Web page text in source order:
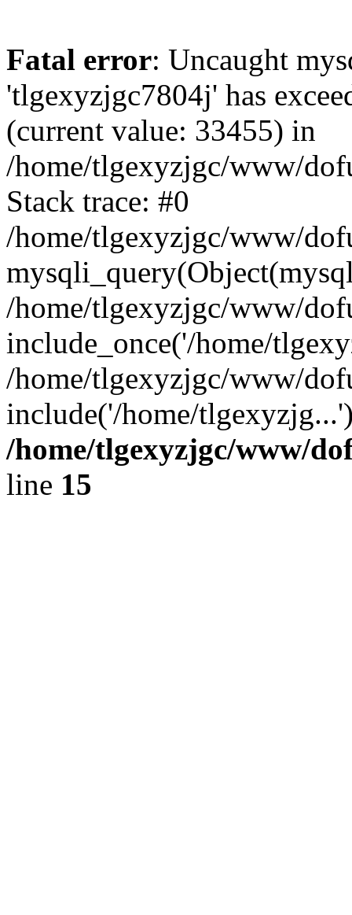
Fatal error: Uncaught
'tlgexyzjgc7804j' has
(current value: 33455) in
/home/tlgexyzjgc/www/
Stack trace: #0
/home/tlgexyzjgc/www/
/home/tlgexyzjgc/www/
include_once('/home/
/home/tlgexyzjgc/www/
include('/home/
/home/tlgexyzjgc/www/
line 15